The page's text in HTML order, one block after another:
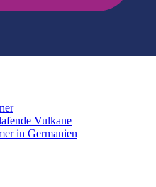
Vulkane
in Germanien